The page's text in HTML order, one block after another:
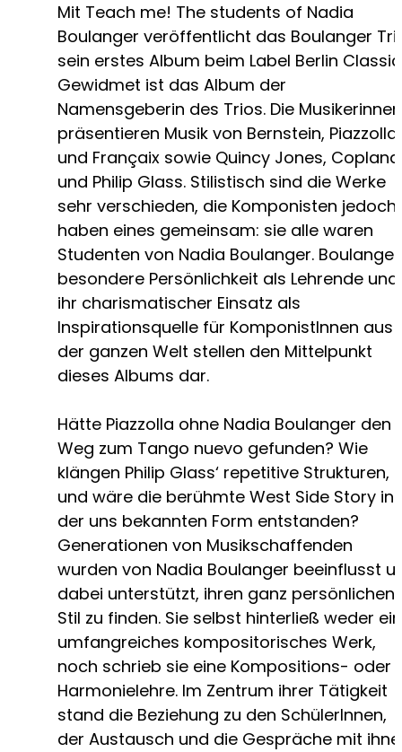
Mit Teach me! The students of Nadia
Boulanger veröffentlicht das Boulanger
sein erstes Album beim Label Berlin
Gewidmet ist das Album der
Namensgeberin des Trios. Die Musikerinnen
präsentieren Musik von Bernstein, Piazzolla
und Françaix sowie Quincy Jones, Copland
und Philip Glass. Stilistisch sind die Werke
sehr verschieden, die Komponisten jedoch
haben eines gemeinsam: sie alle waren
Studenten von Nadia Boulanger.
besondere Persönlichkeit als Lehrende und
ihr charismatischer Einsatz als
Inspirationsquelle für KomponistInnen aus
der ganzen Welt stellen den Mittelpunkt
dieses Albums dar.
Hätte Piazzolla ohne Nadia Boulanger den
Weg zum Tango nuevo gefunden? Wie
klängen Philip Glass‘ repetitive Strukturen,
und wäre die berühmte West Side Story in
der uns bekannten Form entstanden?
Generationen von Musikschaffenden
wurden von Nadia Boulanger beeinflusst
dabei unterstützt, ihren ganz persönlichen
Stil zu finden. Sie selbst hinterließ weder ein
umfangreiches kompositorisches Werk,
noch schrieb sie eine Kompositions- oder
Harmonielehre. Im Zentrum ihrer Tätigkeit
stand die Beziehung zu den SchülerInnen,
der Austausch und die Gespräche mit